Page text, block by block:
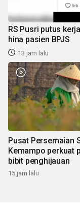
RS Pusri putus
hina pasien BPJS
13 jam lalu
Pusat Persemaian
Kemampo perkuat
bibit penghijauan
15 jam lalu